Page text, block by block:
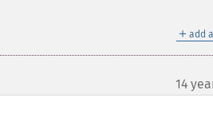
＋ add
14